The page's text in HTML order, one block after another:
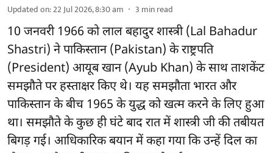
Updated on:22 Jul 2026, 8:30 am 3 min read
10 जनवरी 1966 को लाल बहादुर शास्त्री (Lal Bahadur
Shastri) ने पाकिस्तान (Pakistan) के राष्ट्रपति
(President) आयूब खान (Ayub Khan) के साथ ताशकेंट
समझौते पर हस्ताक्षर किए थे। यह समझौता भारत और
पाकिस्तान के बीच 1965 के युद्ध को खत्म करने के लिए हुआ
था। समझौते के कुछ ही घंटे बाद रात में शास्त्री जी की तबीयत
बिगड़ गई। आधिकारिक बयान में कहा गया कि उन्हें दिल का